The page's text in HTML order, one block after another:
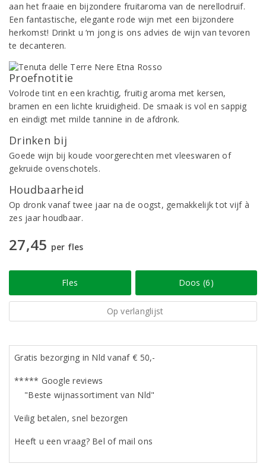
aan het fraaie en bijzondere fruitaroma van de nerellodruif.
Een fantastische, elegante rode wijn met een bijzondere
herkomst! Drinkt u ‘m jong is ons advies de wijn van tevoren
te decanteren.
Proefnotitie
Volrode tint en een krachtig, fruitig aroma met kersen,
bramen en een lichte kruidigheid. De smaak is vol en sappig
en eindigt met milde tannine in de afdronk.
Drinken bij
Goede wijn bij koude voorgerechten met vleeswaren of
gekruide ovenschotels.
Houdbaarheid
Op dronk vanaf twee jaar na de oogst, gemakkelijk tot vijf à
zes jaar houdbaar.
27,45 per fles
Fles Doos (6)
Op verlanglijst
Gratis bezorging in Nld vanaf € 50,-
***** Google reviews
"Beste wijnassortiment van Nld"
Veilig betalen, snel bezorgen
Heeft u een vraag? Bel of mail ons